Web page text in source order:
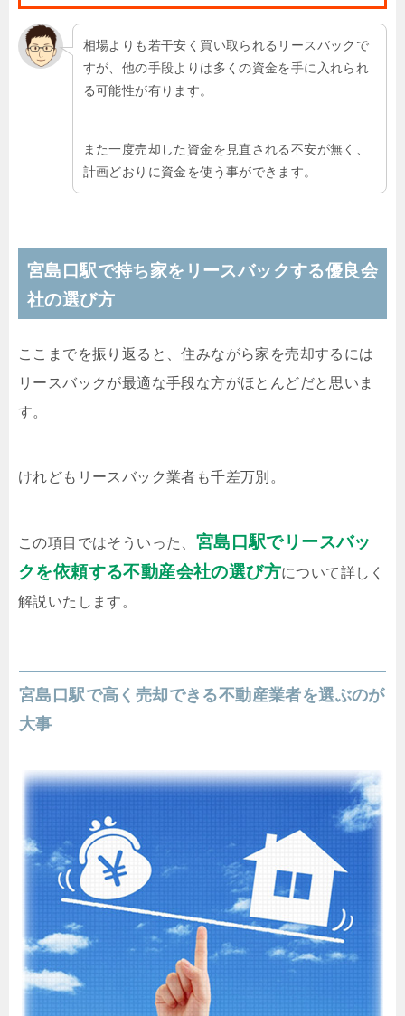
相場よりも若干安く買い取られるリースバックで
すが、他の手段よりは多くの資金を手に入れられ
る可能性が有ります。
また一度売却した資金を見直される不安が無く、
計画どおりに資金を使う事ができます。
宮島口駅で持ち家をリースバックする優良会
社の選び方
ここまでを振り返ると、住みながら家を売却するには
リースバックが最適な手段な方がほとんどだと思いま
す。
けれどもリースバック業者も千差万別。
この項目ではそういった、 宮島口駅でリースバッ
クを依頼する不動産会社の選び方について詳しく
解説いたします。
宮島口駅で高く売却できる不動産業者を選ぶのが
大事